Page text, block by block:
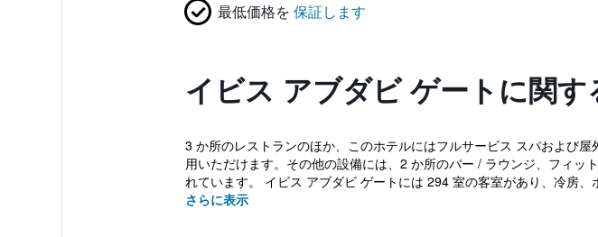
最低価格を 保証します
イビス アブダビ ゲートに関す
3 か所のレストランのほか、このホテルにはフルサービス スパおよび
用いただけます。その他の設備には、2 か所のバー / ラウンジ、フィッ
れています。 イビス アブダビ ゲートには 294 室の客室があり、冷房、
さらに表示